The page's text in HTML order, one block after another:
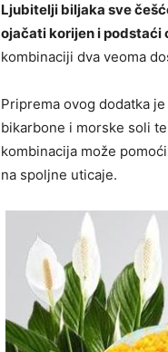
Ljubitelji biljaka sve
ojačati korijen i podstaći
kombinaciji dva veoma
Priprema ovog dodatka
bikarbone i morske soli
kombinacija može
na spoljne uticaje.